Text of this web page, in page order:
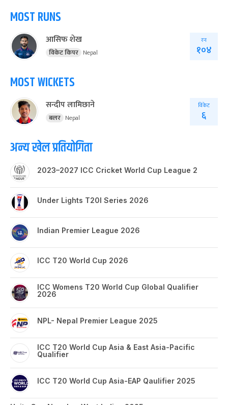
MOST RUNS
आसिफ शेख
विकेट किपर Nepal
रन
१०४
MOST WICKETS
सन्दीप लामिछाने
बलर Nepal
विकेट
६
अन्य खेल प्रतियोगिता
2023–2027 ICC Cricket World Cup League 2
Under Lights T20I Series 2026
Indian Premier League 2026
ICC T20 World Cup 2026
ICC Womens T20 World Cup Global Qualifier
2026
NPL- Nepal Premier League 2025
ICC T20 World Cup Asia & East Asia-Pacific
Qualifier
ICC T20 World Cup Asia-EAP Qaulifier 2025